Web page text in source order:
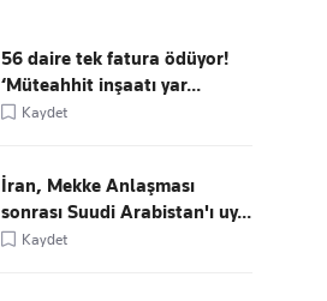
56 daire tek fatura ödüyor!
‘Müteahhit inşaatı yar...
Kaydet
İran, Mekke Anlaşması
sonrası Suudi Arabistan'ı uy...
Kaydet